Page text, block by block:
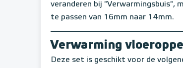
veranderen bij "Verwarmingsbuis",
te passen van 16mm naar 14mm.
Verwarming
Deze set is geschikt voor de